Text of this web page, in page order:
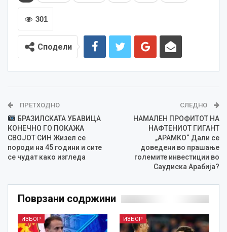
301
Сподели
ПРЕТХОДНО
БРАЗИЛСКАТА УБАВИЦА
КОНЕЧНО ГО ПОКАЖА
СВОЈОТ СИН Жизел се
породи на 45 години и сите
се чудат како изгледа
СЛЕДНО
НАМАЛЕН ПРОФИТОТ НА
НАФТЕНИОТ ГИГАНТ
„АРАМКО“ Дали се
доведени во прашање
големите инвестиции во
Саудиска Арабија?
Поврзани содржини
ИЗБОР ИЗБОР